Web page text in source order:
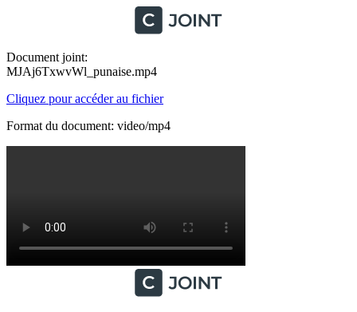
Document joint:
MJAj6TxwvWl_punaise.mp4
Cliquez pour accéder au fichier
Format du document: video/mp4